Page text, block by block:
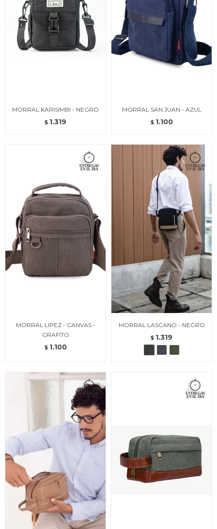
MORRAL KARISIMBI - NEGRO
$ 1.319
MORRAL SAN JUAN - AZUL
$ 1.100
MORRAL LIPEZ - CANVAS -
GRAFITO
$ 1.100
MORRAL LASCANO - NEGRO
$ 1.319